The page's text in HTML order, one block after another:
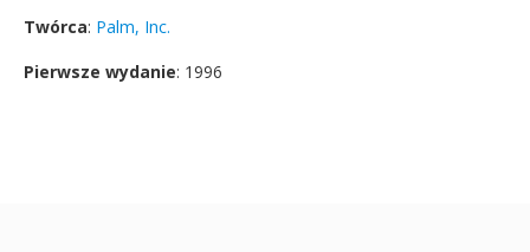
Twórca: Palm, Inc.
Pierwsze wydanie: 1996